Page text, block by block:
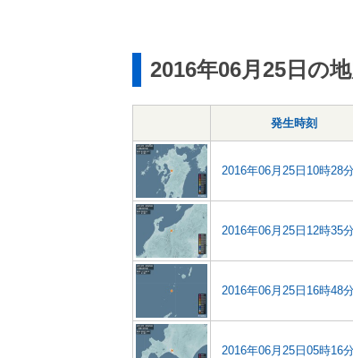
2016年06月25日の
発生時刻
2016年06月25日10時28
2016年06月25日12時35
2016年06月25日16時48
2016年06月25日05時16